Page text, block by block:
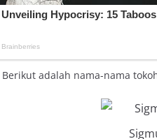
Berikut adalah nama-nama